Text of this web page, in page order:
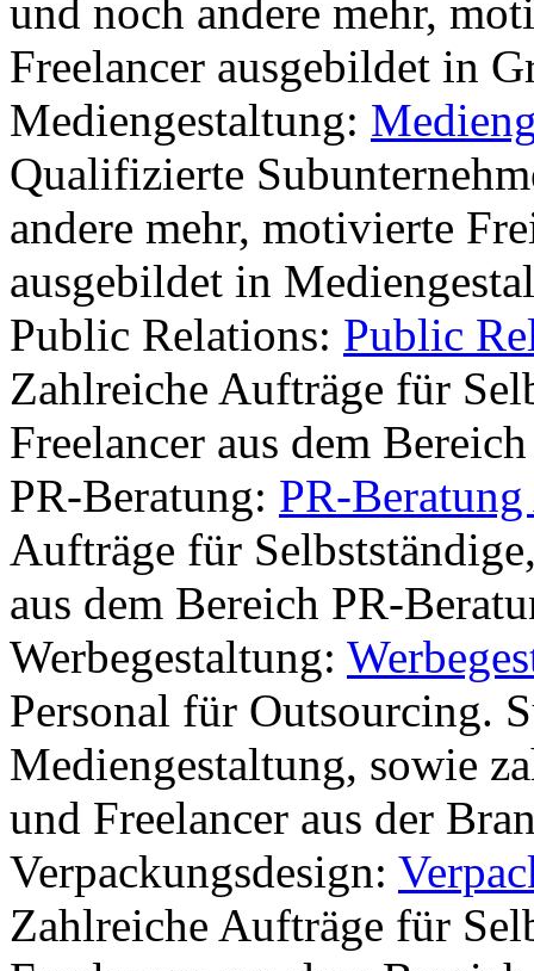
und noch andere mehr,
Freelancer ausgebildet in
Mediengestaltung:
Qualifizierte
andere mehr, motivierte
ausgebildet in
Public Relations: Public
Zahlreiche Aufträge für
Freelancer aus dem
PR-Beratung: PR-
Aufträge für
aus dem Bereich PR-
Werbegestaltung:
Personal für Outsourcing.
Mediengestaltung, sowie
und Freelancer aus der
Verpackungsdesign:
Zahlreiche Aufträge für